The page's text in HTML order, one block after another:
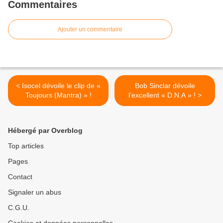
Commentaires
Ajouter un commentaire
< Isocel dévoile le clip de «
Toujours (Mantra) » !
Bob Sinclar dévoile
l’excellent « D.N.A » ! >
Hébergé par Overblog
Top articles
Pages
Contact
Signaler un abus
C.G.U.